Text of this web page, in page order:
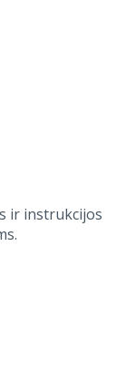
ir instrukcijos